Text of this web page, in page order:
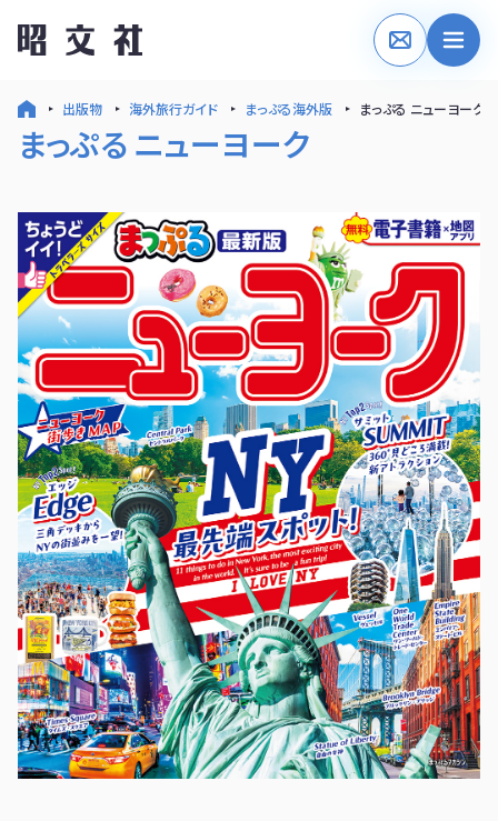
まっぷる ニューヨーク
出版物 海外旅行ガイド まっぷる海外版 まっぷる ニューヨーク